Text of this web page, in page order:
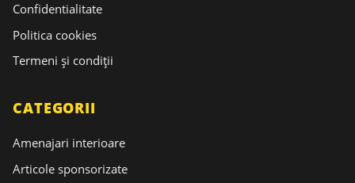
Confidentialitate
Politica cookies
Termeni și condiții
CATEGORII
Amenajari interioare
Articole sponsorizate